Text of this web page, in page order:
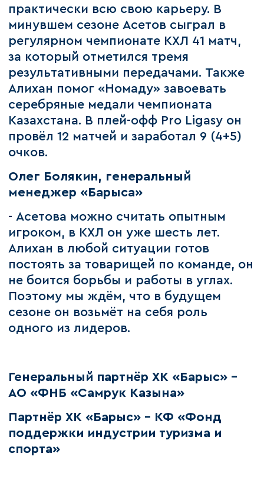
практически всю свою карьеру. В
минувшем сезоне Асетов сыграл в
регулярном чемпионате КХЛ 41 матч,
за который отметился тремя
результативными передачами. Также
Алихан помог «Номаду» завоевать
серебряные медали чемпионата
Казахстана. В плей-офф Pro Ligasy он
провёл 12 матчей и заработал 9 (4+5)
очков.
Олег Болякин, генеральный
менеджер «Барыса»
- Асетова можно считать опытным
игроком, в КХЛ он уже шесть лет.
Алихан в любой ситуации готов
постоять за товарищей по команде, он
не боится борьбы и работы в углах.
Поэтому мы ждём, что в будущем
сезоне он возьмёт на себя роль
одного из лидеров.
Генеральный партнёр ХК «Барыс» –
АО «ФНБ «Самрук Казына»
Партнёр ХК «Барыс» - КФ «Фонд
поддержки индустрии туризма и
спорта»